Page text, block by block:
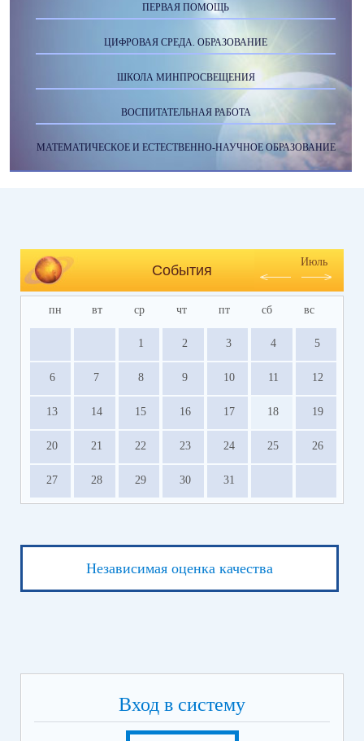
ПЕРВАЯ ПОМОЩЬ
ЦИФРОВАЯ СРЕДА. ОБРАЗОВАНИЕ
ШКОЛА МИНПРОСВЕЩЕНИЯ
ВОСПИТАТЕЛЬНАЯ РАБОТА
МАТЕМАТИЧЕСКОЕ И ЕСТЕСТВЕННО-НАУЧНОЕ ОБРАЗОВАНИЕ
События
Июль
пн вт ср чт пт сб вс
1 2 3 4 5
6 7 8 9 10 11 12
13 14 15 16 17 18 19
20 21 22 23 24 25 26
27 28 29 30 31
Независимая оценка качества
Вход в систему